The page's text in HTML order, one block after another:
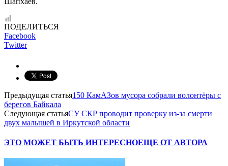
ПОДЕЛИТЬСЯ
Facebook
Twitter
Предыдущая статья150 КамАЗов мусора собрали волонтёры с
берегов Байкала
Следующая статьяСУ СКР проводит проверку из-за смерти
двух малышей в Иркутской области
ЭТО МОЖЕТ БЫТЬ ИНТЕРЕСНОЕЩЕ ОТ АВТОРА